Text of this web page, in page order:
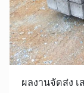
ผลงานจัดส่ง เ